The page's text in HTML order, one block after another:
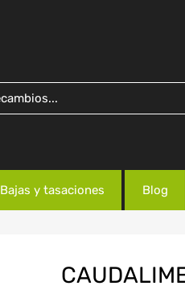
Bajas y tasaciones Blog